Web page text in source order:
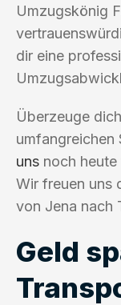
Umzugskönig
dir eine
Überzeuge
umfangreichen
uns noch
Wir freuen uns
von Jena nach
Geld